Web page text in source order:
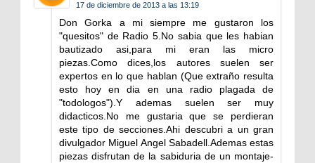
17 de diciembre de 2013 a las 13:19
Don Gorka a mi siempre me gustaron los
"quesitos" de Radio 5.No sabia que les habian
bautizado asi,para mi eran las micro
piezas.Como dices,los autores suelen ser
expertos en lo que hablan (Que extraño resulta
esto hoy en dia en una radio plagada de
"todologos").Y ademas suelen ser muy
didacticos.No me gustaria que se perdieran
este tipo de secciones.Ahi descubri a un gran
divulgador Miguel Angel Sabadell.Ademas estas
piezas disfrutan de la sabiduria de un montaje-